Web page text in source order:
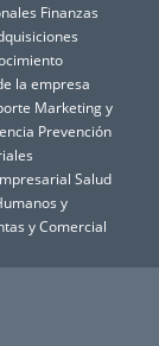
Finanzas
la empresa
Marketing y
Prevención
Salud
y
y Comercial